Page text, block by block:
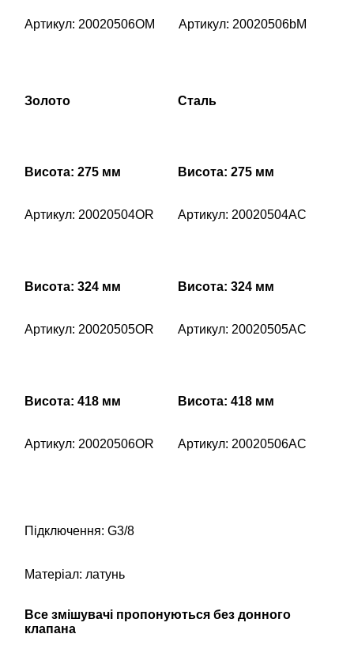
Артикул: 20020506OM Артикул: 20020506bM
Золото
Висота: 275 мм
Артикул: 20020504OR
Висота: 324 мм
Артикул: 20020505OR
Висота: 418 мм
Артикул: 20020506OR
Сталь
Висота: 275 мм
Артикул: 20020504AC
Висота: 324 мм
Артикул: 20020505AC
Висота: 418 мм
Артикул: 20020506AC
Підключення: G3/8
Матеріал: латунь
Все змішувачі пропонуються без донного
клапана